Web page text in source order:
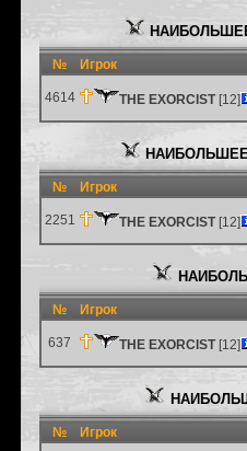
№ Игрок
4614 THE EXORCIST[12]
№ Игрок
2251 THE EXORCIST[12]
№ Игрок
637 THE EXORCIST[12]
№ Игрок